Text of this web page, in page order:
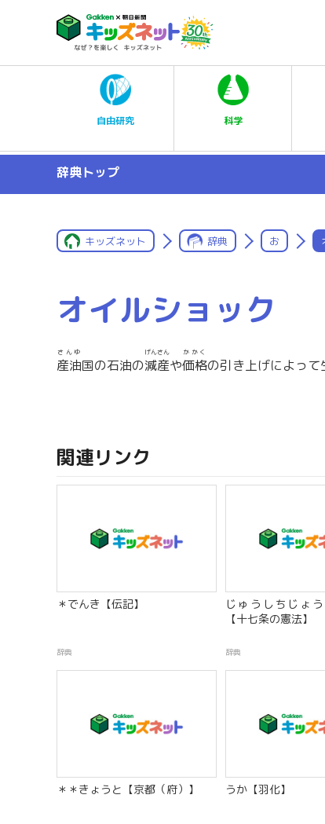
自由研究 科学
辞典トップ
キッズネット 辞典 お
オイルショック
産油
さんゆ
国の石油の減産
げんさん
や価格
かかく
の引き上げによって
関連リンク
＊でんき【伝記】
辞典
じゅうしちじょ
【十七条の憲法】
辞典
＊＊きょうと【京都（府）】 うか【羽化】